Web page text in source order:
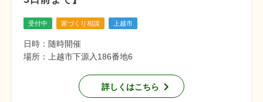
受付中 家づくり相談 上越市
日時：随時開催
場所：上越市下源入186番地6
詳しくはこちら